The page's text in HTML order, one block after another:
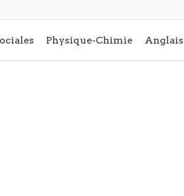
Physique-Chimie Anglais